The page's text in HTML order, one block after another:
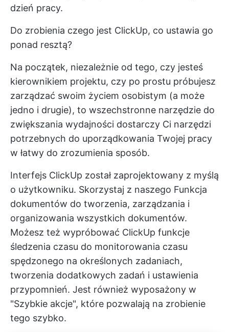
dzień pracy.
Do zrobienia czego jest ClickUp, co ustawia go
ponad resztą?
Na początek, niezależnie od tego, czy jesteś
kierownikiem projektu, czy po prostu próbujesz
zarządzać swoim życiem osobistym (a może
jedno i drugie), to wszechstronne narzędzie do
zwiększania wydajności dostarczy Ci narzędzi
potrzebnych do uporządkowania Twojej pracy
w łatwy do zrozumienia sposób.
Interfejs ClickUp został zaprojektowany z myślą
o użytkowniku. Skorzystaj z naszego Funkcja
dokumentów do tworzenia, zarządzania i
organizowania wszystkich dokumentów.
Możesz też wypróbować ClickUp funkcje
śledzenia czasu do monitorowania czasu
spędzonego na określonych zadaniach,
tworzenia dodatkowych zadań i ustawienia
przypomnień. Jest również wyposażony w
"Szybkie akcje", które pozwalają na zrobienie
tego szybko.